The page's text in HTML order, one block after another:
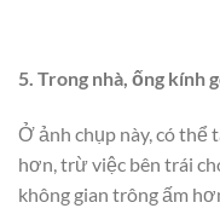
5. Trong nhà, ống kính
Ở ảnh chụp này, có thể
hơn, trừ việc bên trái
không gian trông ấm